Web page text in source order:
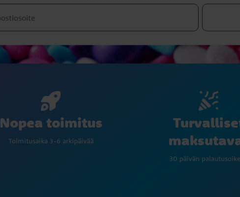
Nopea toimitus
Toimitusaika 3-6 arkipäivää
30 päivän